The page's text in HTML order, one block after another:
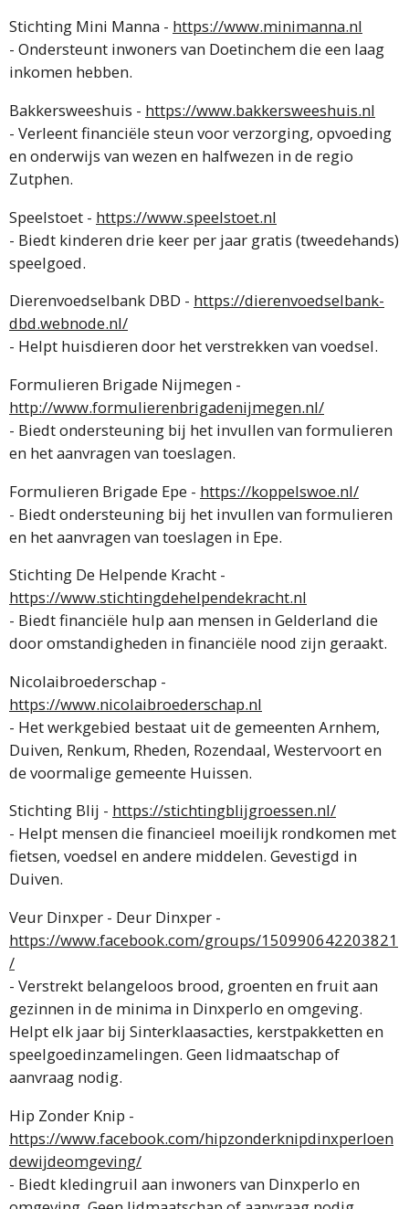
Stichting Mini Manna - https://www.minimanna.nl
- Ondersteunt inwoners van Doetinchem die een laag
inkomen hebben.
Bakkersweeshuis - https://www.bakkersweeshuis.nl
- Verleent financiële steun voor verzorging, opvoeding
en onderwijs van wezen en halfwezen in de regio
Zutphen.
Speelstoet - https://www.speelstoet.nl
- Biedt kinderen drie keer per jaar gratis (tweedehands)
speelgoed.
Dierenvoedselbank DBD - https://dierenvoedselbank-
dbd.webnode.nl/
- Helpt huisdieren door het verstrekken van voedsel.
Formulieren Brigade Nijmegen -
http://www.formulierenbrigadenijmegen.nl/
- Biedt ondersteuning bij het invullen van formulieren
en het aanvragen van toeslagen.
Formulieren Brigade Epe - https://koppelswoe.nl/
- Biedt ondersteuning bij het invullen van formulieren
en het aanvragen van toeslagen in Epe.
Stichting De Helpende Kracht -
https://www.stichtingdehelpendekracht.nl
- Biedt financiële hulp aan mensen in Gelderland die
door omstandigheden in financiële nood zijn geraakt.
Nicolaibroederschap -
https://www.nicolaibroederschap.nl
- Het werkgebied bestaat uit de gemeenten Arnhem,
Duiven, Renkum, Rheden, Rozendaal, Westervoort en
de voormalige gemeente Huissen.
Stichting Blij - https://stichtingblijgroessen.nl/
- Helpt mensen die financieel moeilijk rondkomen met
fietsen, voedsel en andere middelen. Gevestigd in
Duiven.
Veur Dinxper - Deur Dinxper -
https://www.facebook.com/groups/150990642203821
/
- Verstrekt belangeloos brood, groenten en fruit aan
gezinnen in de minima in Dinxperlo en omgeving.
Helpt elk jaar bij Sinterklaasacties, kerstpakketten en
speelgoedinzamelingen. Geen lidmaatschap of
aanvraag nodig.
Hip Zonder Knip -
https://www.facebook.com/hipzonderknipdinxperloen
dewijdeomgeving/
- Biedt kledingruil aan inwoners van Dinxperlo en